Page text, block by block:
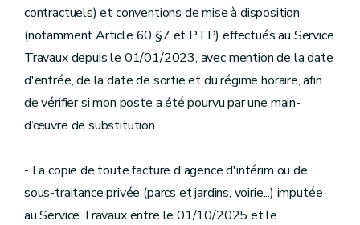
contractuels) et conventions de mise à disposition
(notamment Article 60 §7 et PTP) effectués au Service
Travaux depuis le 01/01/2023, avec mention de la date
d'entrée, de la date de sortie et du régime horaire, afin
de vérifier si mon poste a été pourvu par une main-
d’œuvre de substitution.
- La copie de toute facture d'agence d'intérim ou de
sous-traitance privée (parcs et jardins, voirie...) imputée
au Service Travaux entre le 01/10/2025 et le